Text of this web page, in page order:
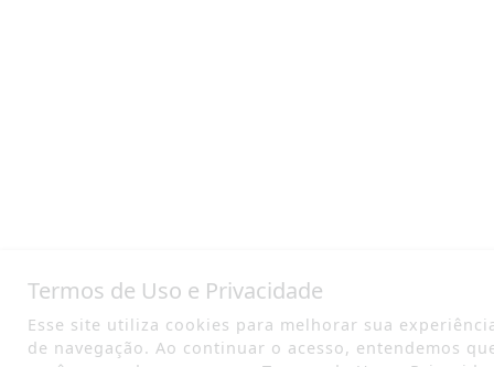
Termos de Uso e Privacidade
Esse site utiliza cookies para melhorar sua
de navegação. Ao continuar o acesso, entendemos